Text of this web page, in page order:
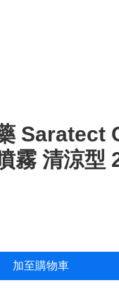
Saratect
霧 清涼型
加至購物車